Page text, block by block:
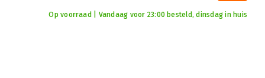
Op voorraad | Vandaag voor 23:00 besteld, dinsdag in huis